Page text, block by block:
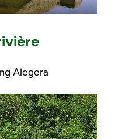
Alegera